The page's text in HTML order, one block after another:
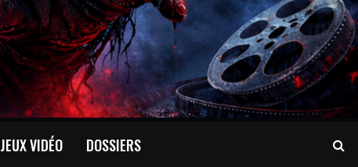
JEUX VIDÉO DOSSIERS